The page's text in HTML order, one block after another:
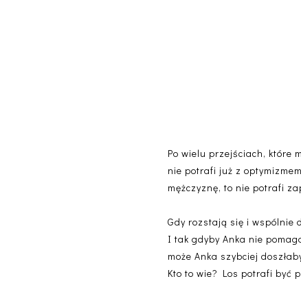
Po wielu przejściach, które
nie potrafi już z
mężczyznę, to nie potrafi
Gdy rozstają się i wspólnie
I tak gdyby Anka nie
może Anka szybciej
Kto to wie? Los potrafi być